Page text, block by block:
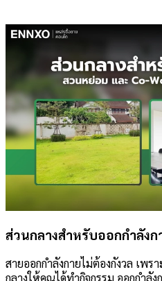
ส่วนกลางสำหรับออกกำลังก
สายออกกำลังกายไม่ต้องกังวล เพ
กลางให้คุณได้ทำกิจกรรม ออกกำลัง